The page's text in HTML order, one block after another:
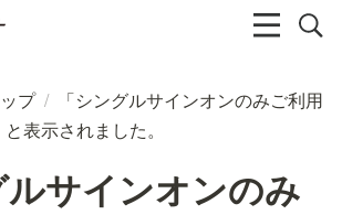
プ /
「シングルサインオンのみご利用
表示されました。
ルサインオンのみ